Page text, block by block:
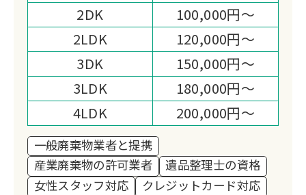
2DK
100,000円～
2LDK
120,000円～
3DK
150,000円～
3LDK
180,000円～
4LDK
200,000円～
一般廃棄物業者と提携
産業廃棄物の許可業者
遺品整理士の資格
女性スタッフ対応
クレジットカード対応